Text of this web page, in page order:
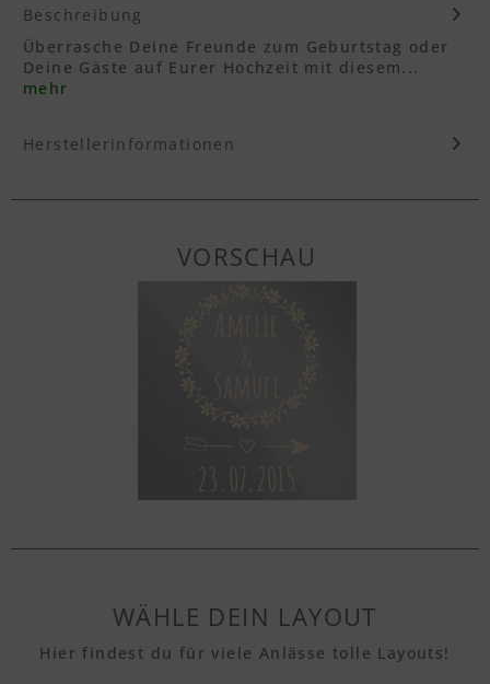
Beschreibung
Überrasche Deine Freunde zum Geburtstag oder
Deine Gäste auf Eurer Hochzeit mit diesem...
mehr
Herstellerinformationen
VORSCHAU
WÄHLE DEIN LAYOUT
Hier findest du für viele Anlässe tolle Layouts!